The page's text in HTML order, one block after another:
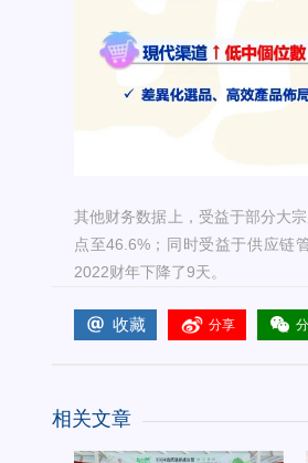
其他财务数据上，受益于部分大
点至46.6%；同时受益于供应链
2022财年下降了9天。
收藏 分享
相关文章